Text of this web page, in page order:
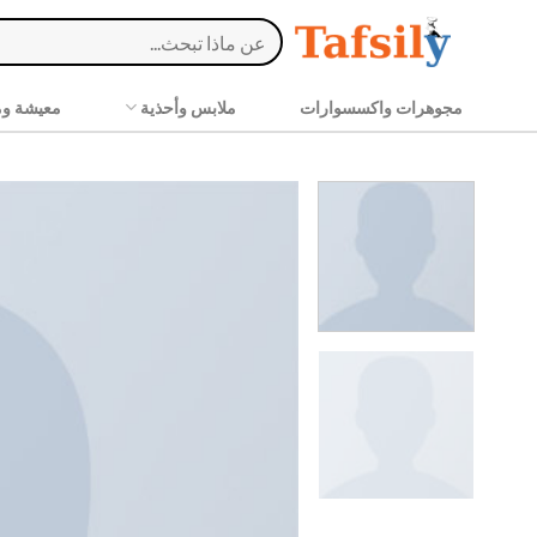
البحث
عن:
مجوهرات واكسسوارات ملابس وأحذية معيشة